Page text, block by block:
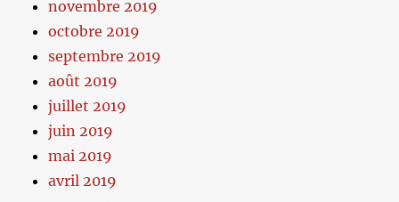
novembre 2019
octobre 2019
septembre 2019
août 2019
juillet 2019
juin 2019
mai 2019
avril 2019